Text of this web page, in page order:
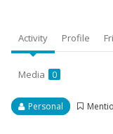
Activity Profile
Media 0
Personal